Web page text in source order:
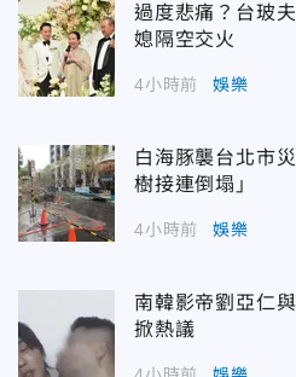
過度悲痛？台玻
媳隔空交火
4小時前 娛樂
白海豚襲台北市
樹接連倒塌」
4小時前 娛樂
南韓影帝劉亞仁
掀熱議